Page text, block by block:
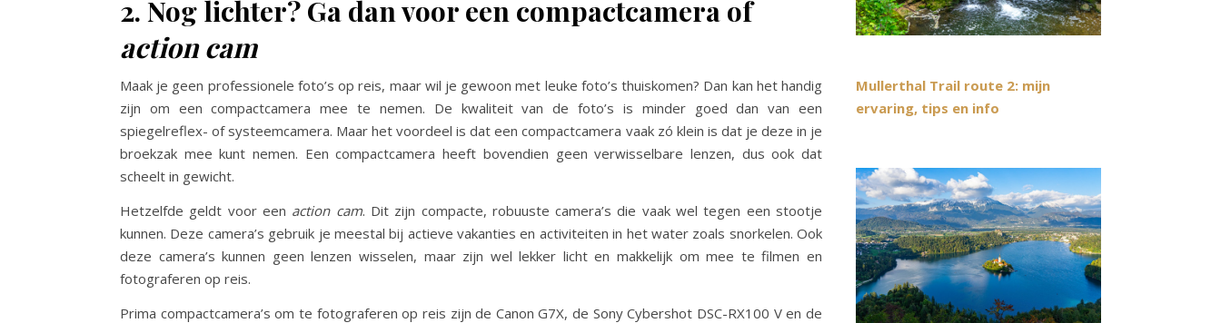
2. Nog lichter? Ga dan voor een compactcamera of
action cam
Maak je geen professionele foto’s op reis, maar wil je gewoon met leuke foto’s thuiskomen? Dan kan het handig
zijn om een compactcamera mee te nemen. De kwaliteit van de foto’s is minder goed dan van een
spiegelreflex- of systeemcamera. Maar het voordeel is dat een compactcamera vaak zó klein is dat je deze in je
broekzak mee kunt nemen. Een compactcamera heeft bovendien geen verwisselbare lenzen, dus ook dat
scheelt in gewicht.
Hetzelfde geldt voor een action cam. Dit zijn compacte, robuuste camera’s die vaak wel tegen een stootje
kunnen. Deze camera’s gebruik je meestal bij actieve vakanties en activiteiten in het water zoals snorkelen. Ook
deze camera’s kunnen geen lenzen wisselen, maar zijn wel lekker licht en makkelijk om mee te filmen en
fotograferen op reis.
Prima compactcamera’s om te fotograferen op reis zijn de Canon G7X, de Sony Cybershot DSC-RX100 V en de
Mullerthal Trail route 2: mijn
ervaring, tips en info